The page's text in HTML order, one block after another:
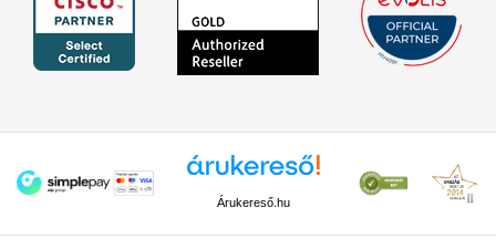
Árukereső.hu